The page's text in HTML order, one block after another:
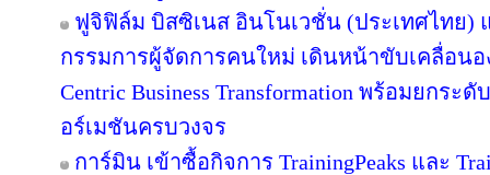
ฟูจิฟิล์ม บิสซิเนส อินโนเวชั่น (ประเทศไทย)
กรรมการผู้จัดการคนใหม่ เดินหน้าขับเคลื่อนอ
Centric Business Transformation พร้อมยก
อร์เมชันครบวงจร
การ์มิน เข้าซื้อกิจการ TrainingPeaks และ